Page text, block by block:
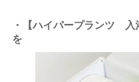
・【ハイパープランツ 入
を